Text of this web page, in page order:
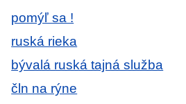
pomýľ sa !
ruská rieka
bývalá ruská tajná služba
čln na rýne